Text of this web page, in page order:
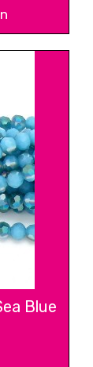
Blue